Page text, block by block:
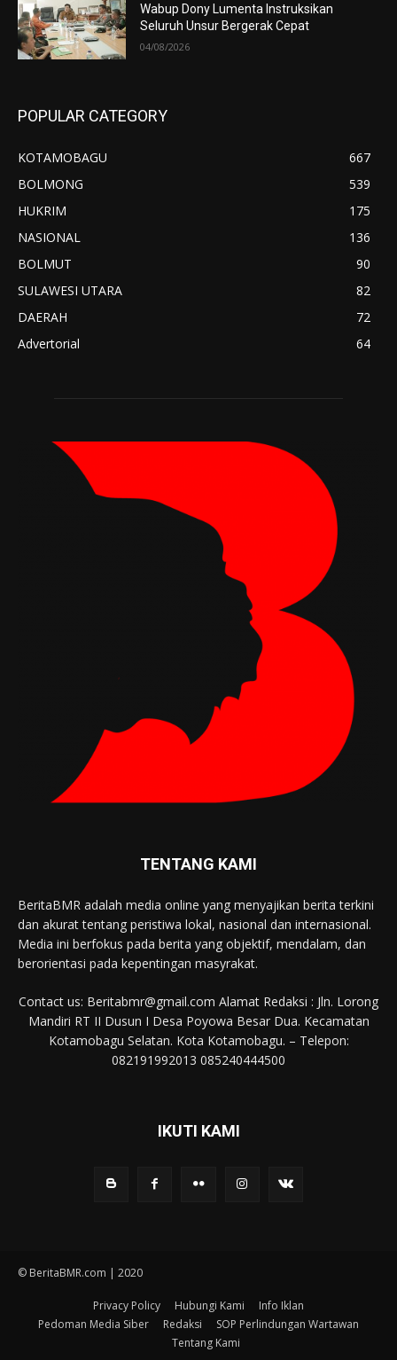
Wabup Dony Lumenta Instruksikan
Seluruh Unsur Bergerak Cepat
04/08/2026
POPULAR CATEGORY
KOTAMOBAGU
667
BOLMONG
539
HUKRIM
175
NASIONAL
136
BOLMUT
90
SULAWESI UTARA
82
DAERAH
72
Advertorial
64
TENTANG KAMI
BeritaBMR adalah media online yang menyajikan berita terkini
dan akurat tentang peristiwa lokal, nasional dan internasional.
Media ini berfokus pada berita yang objektif, mendalam, dan
berorientasi pada kepentingan masyrakat.
Contact us: Beritabmr@gmail.com Alamat Redaksi : Jln. Lorong
Mandiri RT II Dusun I Desa Poyowa Besar Dua. Kecamatan
Kotamobagu Selatan. Kota Kotamobagu. – Telepon:
082191992013 085240444500
IKUTI KAMI
© BeritaBMR.com | 2020
Privacy Policy Hubungi Kami
Info Iklan
Pedoman Media Siber
Redaksi
SOP Perlindungan Wartawan
Tentang Kami